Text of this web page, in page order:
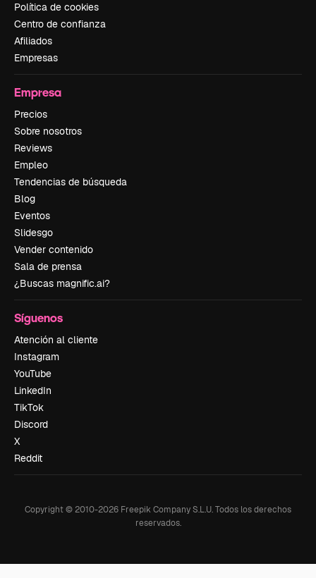
Política de cookies
Centro de confianza
Afiliados
Empresas
Empresa
Precios
Sobre nosotros
Reviews
Empleo
Tendencias de búsqueda
Blog
Eventos
Slidesgo
Vender contenido
Sala de prensa
¿Buscas magnific.ai?
Síguenos
Atención al cliente
Instagram
YouTube
LinkedIn
TikTok
Discord
X
Reddit
Copyright © 2010-2026 Freepik Company S.L.U.Todos los derechos
reservados.